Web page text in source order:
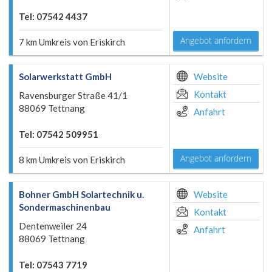
Tel: 07542 4437
7 km Umkreis von Eriskirch Angebot anfordern
Solarwerkstatt GmbH
Ravensburger Straße 41/1
88069 Tettnang
Tel: 07542 509951
8 km Umkreis von Eriskirch
Website
Kontakt
Anfahrt
Angebot anfordern
Bohner GmbH Solartechnik u.
Sondermaschinenbau
Dentenweiler 24
88069 Tettnang
Tel: 07543 7719
Website
Kontakt
Anfahrt